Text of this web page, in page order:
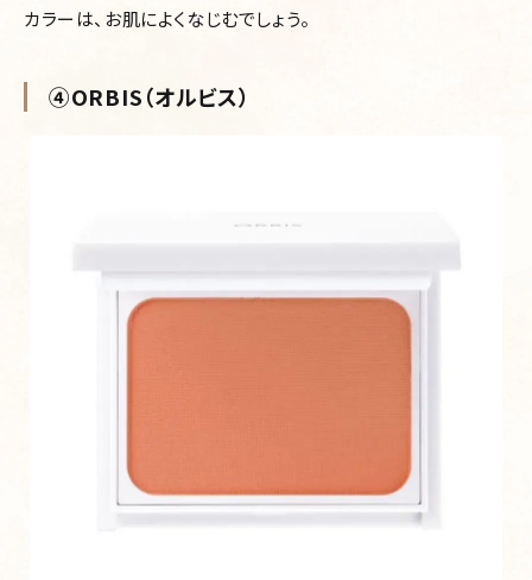
カラーは、お肌によくなじむでしょう。
④ORBIS（オルビス）